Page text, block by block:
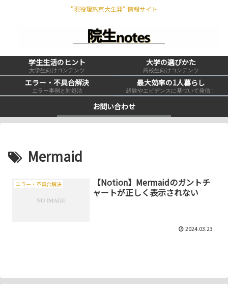
"現役理系京大生発" 情報サイト
学生生活のヒント
大学生向けコンテンツ
大学の選びかた
高校生向けコンテンツ
エラー・不具合解決
エラー事例と対処法
最大効率の1人暮らし
経験やエビデンスに基づいて発信！
お問い合わせ
Mermaid
エラー・不具合解決
【Notion】Mermaidのガントチ
ャートが正しく表示されない
2024.03.23